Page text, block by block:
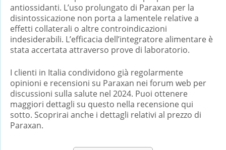
antiossidanti. L’uso prolungato di Paraxan per la
disintossicazione non porta a lamentele relative a
effetti collaterali o altre controindicazioni
indesiderabili. L’efficacia dell’integratore alimentare è
stata accertata attraverso prove di laboratorio.
I clienti in Italia condividono già regolarmente
opinioni e recensioni su Paraxan nei forum web per
discussioni sulla salute nel 2024. Puoi ottenere
maggiori dettagli su questo nella recensione qui
sotto. Scoprirai anche i dettagli relativi al prezzo di
Paraxan.